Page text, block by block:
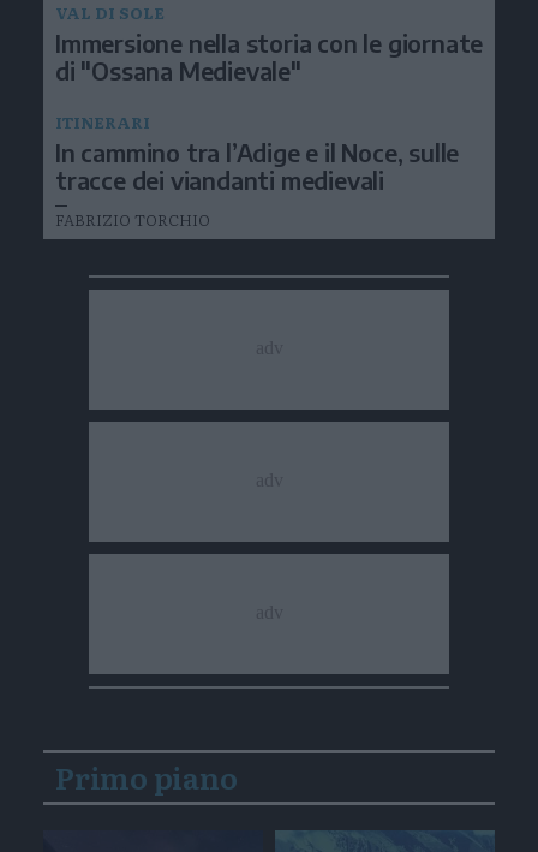
VAL DI SOLE
Immersione nella storia con le giornate
di "Ossana Medievale"
ITINERARI
In cammino tra l’Adige e il Noce, sulle
tracce dei viandanti medievali
FABRIZIO TORCHIO
Primo piano